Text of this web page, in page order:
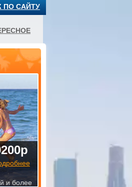
и более
ПО САЙТУ